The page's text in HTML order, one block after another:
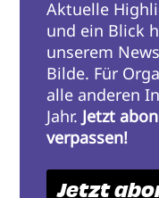
Aktuelle
und ein Blick
unserem
Bilde. Für
alle anderen
Jahr. Jetzt
verpassen!
Jetzt